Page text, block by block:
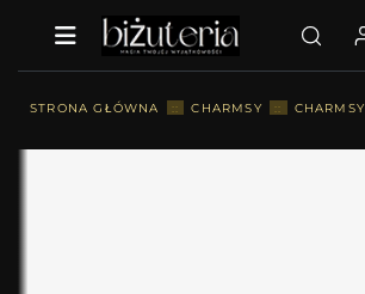
STRONA GŁÓWNA :: CHARMSY :: CHARMSY